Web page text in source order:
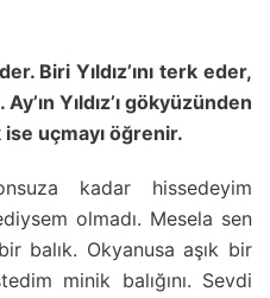
Biri Yıldız’ını terk eder,
Yıldız’ı gökyüzünden
uçmayı öğrenir.
kadar hissedeyim
olmadı. Mesela sen
balık. Okyanusa aşık bir
minik balığını. Sevdi